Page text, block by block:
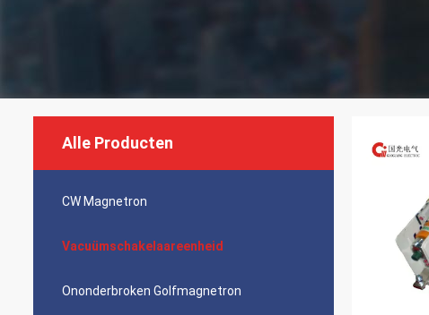
Alle Producten
CW Magnetron
Vacuümschakelaareenheid
Ononderbroken Golfmagnetron